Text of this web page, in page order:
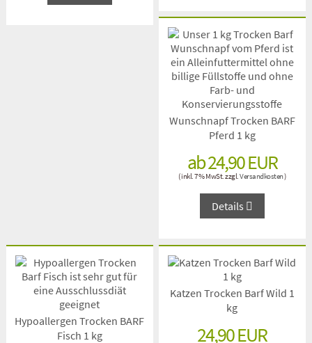
Wunschnapf Trocken BARF
Pferd 1 kg
ab 24,90 EUR
( inkl. 7 % MwSt. zzgl.Versandkosten)
Details
Hypoallergen Trocken BARF
Fisch 1 kg
Katzen Trocken Barf Wild 1
kg
24,90 EUR